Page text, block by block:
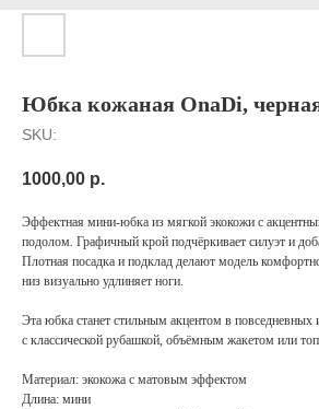
Юбка кожаная OnaDi,
SKU:
1000,00 р.
Эффектная мини-юбка из мягкой экокожи с
подолом. Графичный крой подчёркивает силуэт и
Плотная посадка и подклад делают модель
низ визуально удлиняет ноги.
Эта юбка станет стильным акцентом в
с классической рубашкой, объёмным жакетом или
Материал: экокожа с матовым эффектом
Длина: мини